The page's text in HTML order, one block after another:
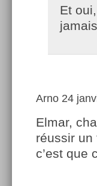
Et
Arno 24
Elmar,
réussir
c’est que